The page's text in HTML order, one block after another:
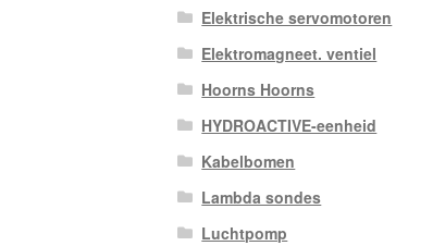
Elektrische servomotoren
Elektromagneet. ventiel
Hoorns Hoorns
HYDROACTIVE-eenheid
Kabelbomen
Lambda sondes
Luchtpomp